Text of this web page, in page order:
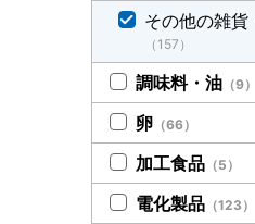
その他の雑貨
（157）
調味料・油 （9）
卵 （66）
加工食品 （5）
電化製品 （123）